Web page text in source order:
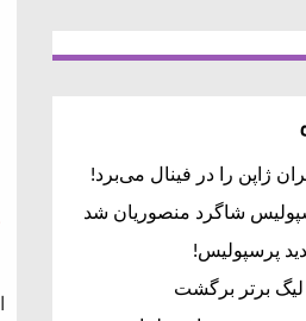
ژاپن را در فینال می‌برد!
شاگرد منصوریان شد
پرسپولیس!
لیگ برتر برگشت